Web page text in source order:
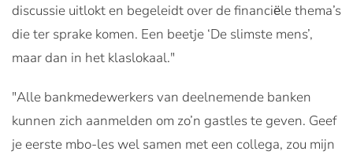
discussie uitlokt en begeleidt over de financiёle thema’s
die ter sprake komen. Een beetje ‘De slimste mens’,
maar dan in het klaslokaal."
"Alle bankmedewerkers van deelnemende banken
kunnen zich aanmelden om zo’n gastles te geven. Geef
je eerste mbo-les wel samen met een collega, zou mijn